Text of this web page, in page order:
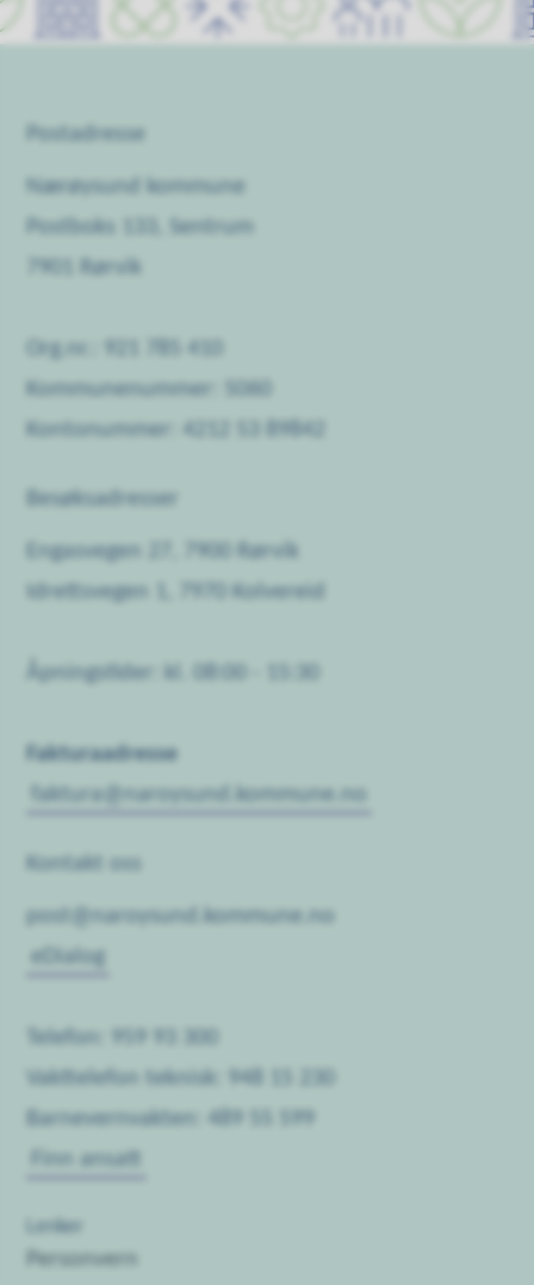
Postadresse
Nærøysund kommune
Postboks 133, Sentrum
7901 Rørvik
Org.nr.: 921 785 410
Kommunenummer: 5060
Kontonummer: 4212 53 89842
Besøksadresser
Engasvegen 27, 7900 Rørvik
Idrettsvegen 1, 7970 Kolvereid
Åpningstider: kl. 08:00 - 15:30
Fakturaadresse
faktura@naroysund.kommune.no
Kontakt oss
post@naroysund.kommune.no
eDialog
Telefon: 959 93 300
Vakttelefon teknisk: 948 15 230
Barnevernvakten: 489 55 599
Finn ansatt
Lenker
Personvern